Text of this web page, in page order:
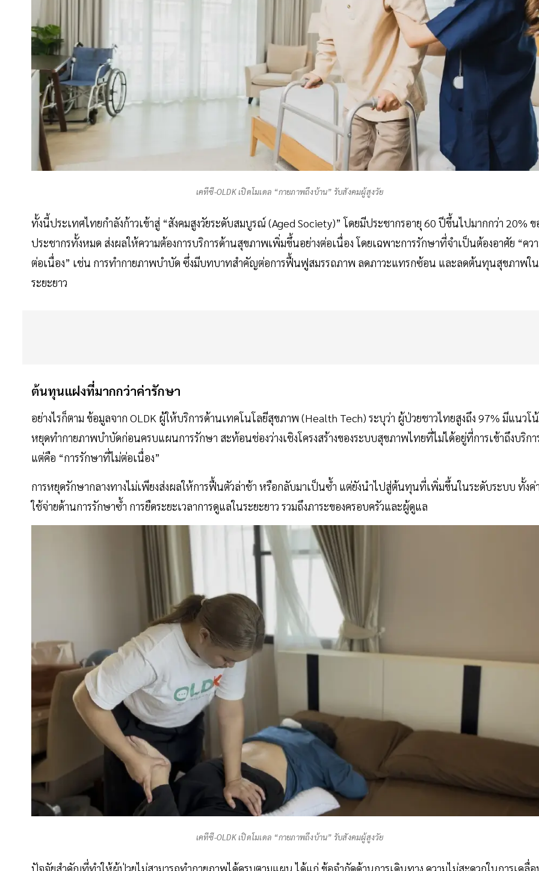
เคทีซี-OLDK เปิดโมเดล “กายภาพถึงบ้าน” รับสังคมผู้สูงวัย
ทั้งนี้ประเทศไทยกำลังก้าวเข้าสู่ “สังคมสูงวัยระดับสมบูรณ์ (Aged Society)” โดยมีประชากรอายุ 60 ปีขึ้นไปมากกว่า 20% ข
ประชากรทั้งหมด ส่งผลให้ความต้องการบริการด้านสุขภาพเพิ่มขึ้นอย่างต่อเนื่อง โดยเฉพาะการรักษาที่จำเป็นต้องอาศัย “คว
ต่อเนื่อง” เช่น การทำกายภาพบำบัด ซึ่งมีบทบาทสำคัญต่อการฟื้นฟูสมรรถภาพ ลดภาวะแทรกซ้อน และลดต้นทุนสุขภาพใน
ระยะยาว
ต้นทุนแฝงที่มากกว่าค่ารักษา
อย่างไรก็ตาม ข้อมูลจาก OLDK ผู้ให้บริการด้านเทคโนโลยีสุขภาพ (Health Tech) ระบุว่า ผู้ป่วยชาวไทยสูงถึง 97% มีแนวโ
หยุดทำกายภาพบำบัดก่อนครบแผนการรักษา สะท้อนช่องว่างเชิงโครงสร้างของระบบสุขภาพไทยที่ไม่ได้อยู่ที่การเข้าถึงบริกา
แต่คือ “การรักษาที่ไม่ต่อเนื่อง”
การหยุดรักษากลางทางไม่เพียงส่งผลให้การฟื้นตัวล่าช้า หรือกลับมาเป็นซ้ำ แต่ยังนำไปสู่ต้นทุนที่เพิ่มขึ้นในระดับระบบ ทั้งค่
ใช้จ่ายด้านการรักษาซ้ำ การยืดระยะเวลาการดูแลในระยะยาว รวมถึงภาระของครอบครัวและผู้ดูแล
เคทีซี-OLDK เปิดโมเดล “กายภาพถึงบ้าน” รับสังคมผู้สูงวัย
ปัจจัยสำคัญที่ทำให้ผู้ป่วยไม่สามารถทำกายภาพได้ครบตามแผน ได้แก่ ข้อจำกัดด้านการเดินทาง ความไม่สะดวกในการเคลื่